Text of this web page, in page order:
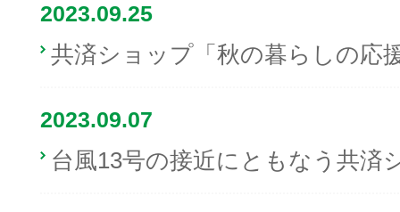
2023.09.25
共済ショップ「秋の暮らしの応
2023.09.07
台風13号の接近にともなう共済